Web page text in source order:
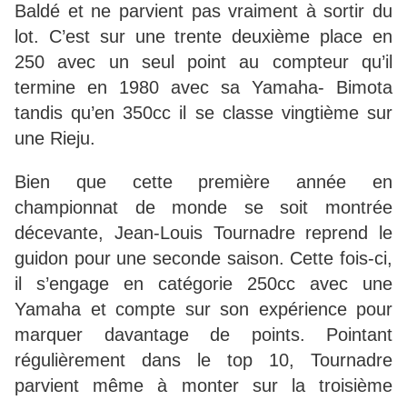
Baldé et ne parvient pas vraiment à sortir du
lot. C’est sur une trente deuxième place en
250 avec un seul point au compteur qu’il
termine en 1980 avec sa Yamaha- Bimota
tandis qu’en 350cc il se classe vingtième sur
une Rieju.
Bien que cette première année en
championnat de monde se soit montrée
décevante, Jean-Louis Tournadre reprend le
guidon pour une seconde saison. Cette fois-ci,
il s’engage en catégorie 250cc avec une
Yamaha et compte sur son expérience pour
marquer davantage de points. Pointant
régulièrement dans le top 10, Tournadre
parvient même à monter sur la troisième